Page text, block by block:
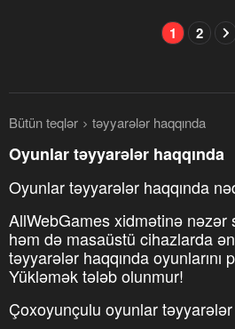
1 2
Bütün teqlər təyyarələr haqqında
Oyunlar təyyarələr haqqında
Oyunlar təyyarələr haqqında
AllWebGames xidmətinə nəzər
həm də masaüstü cihazlarda
təyyarələr haqqında oyunlarını
Yükləmək tələb olunmur!
Çoxoyunçulu oyunlar təyyarələr